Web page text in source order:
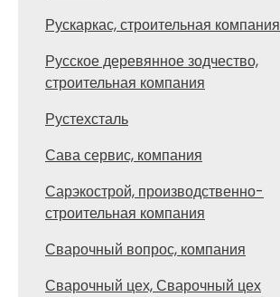
Рускаркас, строительная компания
Русское деревянное зодчество,
строительная компания
Рустехсталь
Сава сервис, компания
Сарэкострой, производственно-
строительная компания
Сварочный вопрос, компания
Сварочный цех, Сварочный цех